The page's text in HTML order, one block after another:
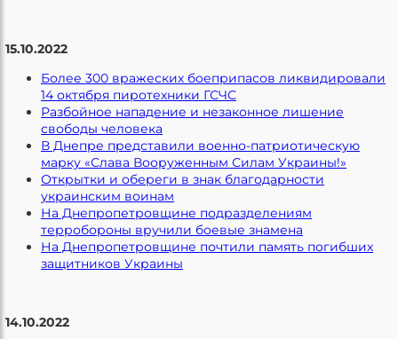
15.10.2022
Более 300 вражеских боеприпасов ликвидировали
14 октября пиротехники ГСЧС
Разбойное нападение и незаконное лишение
свободы человека
В Днепре представили военно-патриотическую
марку «Слава Вооруженным Силам Украины!»
Открытки и обереги в знак благодарности
украинским воинам
На Днепропетровщине подразделениям
терробороны вручили боевые знамена
На Днепропетровщине почтили память погибших
защитников Украины
14.10.2022